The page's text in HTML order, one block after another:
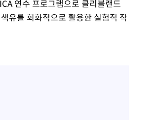
연수 프로그램으로 클리블랜드
유를 회화적으로 활용한 실험적 작